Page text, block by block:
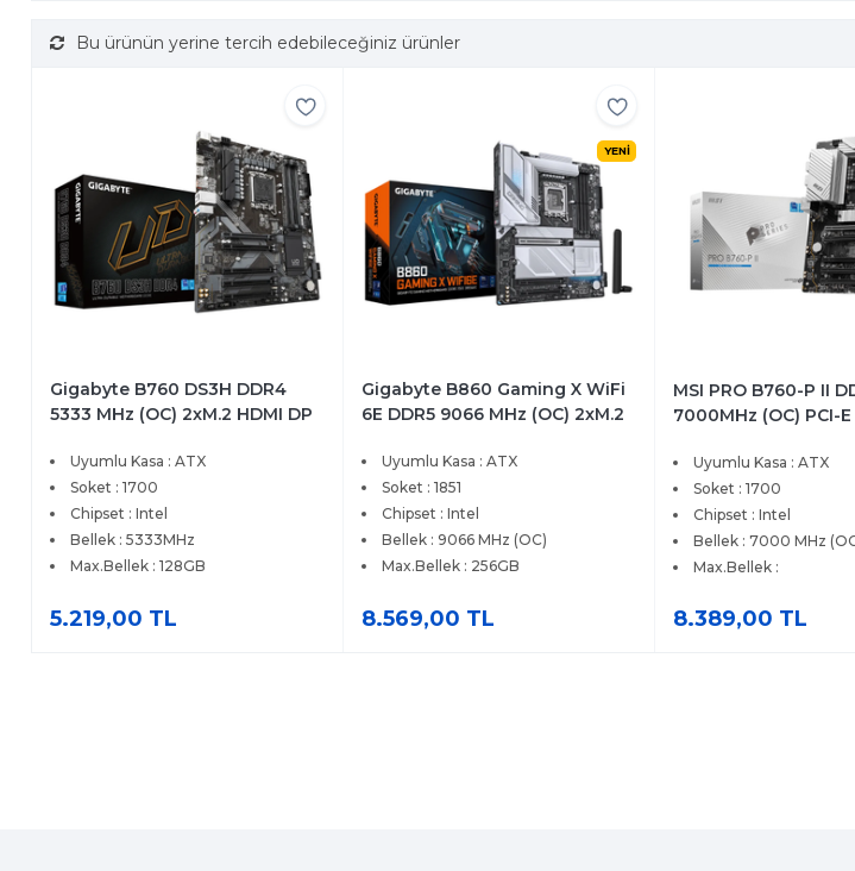
Bu ürünün yerine tercih edebileceğiniz ürünler
Gigabyte B760 DS3H DDR4
5333 MHz (OC) 2xM.2 HDMI DP
Anakart
Uyumlu Kasa : ATX
Soket : 1700
Chipset : Intel
Bellek : 5333MHz
Max.Bellek : 128GB
5.219,00 TL
YENİ
Gigabyte B860 Gaming X WiFi
6E DDR5 9066 MHz (OC) 2xM.2
Soket 1851
Uyumlu Kasa : ATX
Soket : 1851
Chipset : Intel
Bellek : 9066 MHz (OC)
Max.Bellek : 256GB
8.569,00 TL
MSI PRO B760-P II
7000MHz (OC) PCI-E
ATX Soket 1700
Uyumlu Kasa : ATX
Soket : 1700
Chipset : Intel
Bellek : 7000 MHz
Max.Bellek :
8.389,00 TL